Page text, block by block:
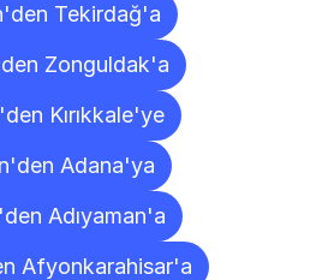
Tekirdağ'a
Zonguldak'a
Kırıkkale'ye
Adana'ya
Adıyaman'a
Afyonkarahisar'a